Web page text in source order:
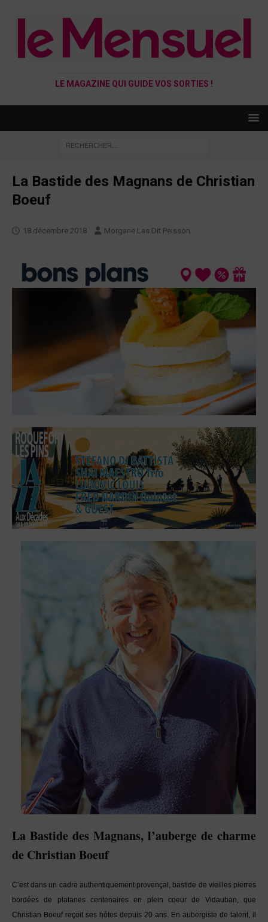
LE MAGAZINE QUI GUIDE VOS SORTIES !
La Bastide des Magnans de Christian
Boeuf
18 décembre 2018 Morgane Las Dit Peisson
La Bastide des Magnans, l’auberge de charme
de Christian Boeuf
C’est dans un cadre authentiquement provençal, bastide de vieilles pierres
bordées de platanes centenaires en plein coeur de Vidauban, que
Christian Boeuf reçoit ses hôtes depuis 20 ans. En aubergiste de talent, il